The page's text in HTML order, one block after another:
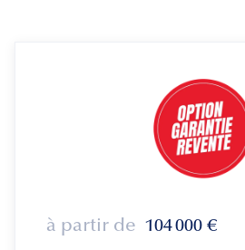
à partir de 104 000 €